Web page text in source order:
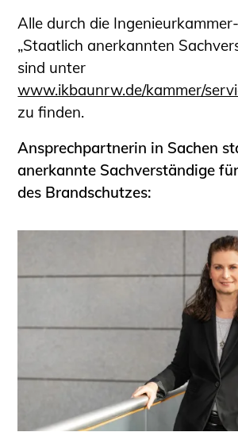
Zusatzqualifikationen
Geschützter Bereich
Informationen für Auftraggeber
Verbraucher
NRW)
Fachlisten
Bauherren-ABC
Informationen für Schülerinnen,
Projekte für Schülerinnen und
START.ING. Das Studierenden
Wissenswertes für Studierende
Wettbewerbe für Studierende
BLING.BLING.
Kammer Newsletter
Alle durch die
„Staatlich anerkannten
sind unter
www.ikbaunrw.de/kammer/
zu finden.
Ansprechpartnerin in Sachen
anerkannte Sachverständige
des Brandschutzes: